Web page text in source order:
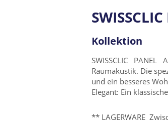
Kollektion
SWISSCLIC
Raumakustik. Die
und ein besseres
Elegant: Ein
** LAGERWARE